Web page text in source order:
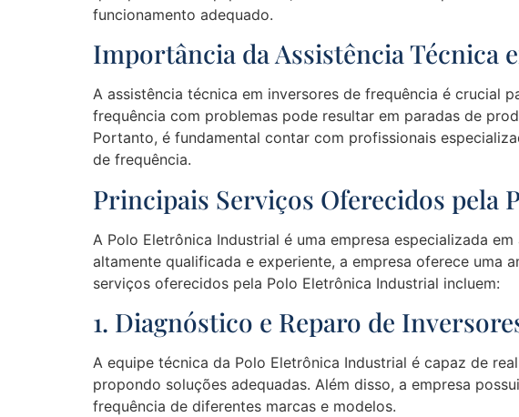
funcionamento adequado.
Importância da Assistência Técnica
A assistência técnica em inversores de frequência é crucial
frequência com problemas pode resultar em paradas de
Portanto, é fundamental contar com profissionais
de frequência.
Principais Serviços Oferecidos pela
A Polo Eletrônica Industrial é uma empresa especializada
altamente qualificada e experiente, a empresa oferece uma
serviços oferecidos pela Polo Eletrônica Industrial incluem:
1. Diagnóstico e Reparo de
A equipe técnica da Polo Eletrônica Industrial é capaz de
propondo soluções adequadas. Além disso, a empresa
frequência de diferentes marcas e modelos.